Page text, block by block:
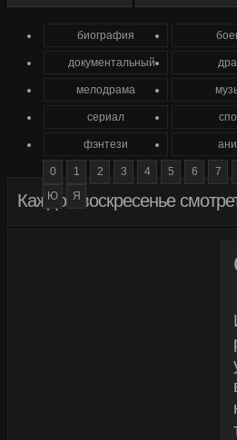
Каждое воскресенье
биография
документальный
мелодрама
сериал
фэнтези
0 1 2 3 4 5 6 7
Ю
Я